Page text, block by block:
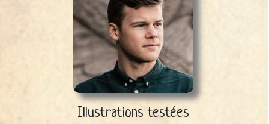
Illustrations testées